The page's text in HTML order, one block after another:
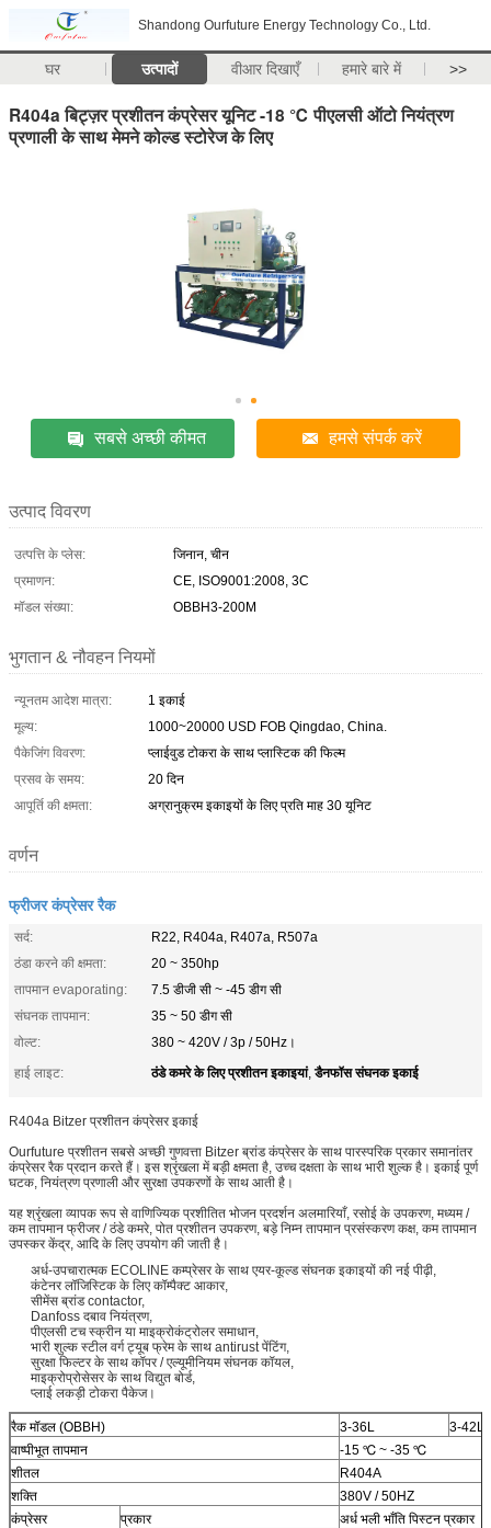
Shandong Ourfuture Energy Technology Co., Ltd.
घर उत्पादों वीआर दिखाएँ हमारे बारे में >>
R404a बिट्ज़र प्रशीतन कंप्रेसर यूनिट -18 ℃ पीएलसी ऑटो नियंत्रण
प्रणाली के साथ मेमने कोल्ड स्टोरेज के लिए
सबसे अच्छी कीमत हमसे संपर्क करें
उत्पाद विवरण
उत्पत्ति के प्लेस:
जिनान, चीन
प्रमाणन:
CE, ISO9001:2008, 3C
मॉडल संख्या:
OBBH3-200M
भुगतान & नौवहन नियमों
न्यूनतम आदेश मात्रा:
1 इकाई
मूल्य:
1000~20000 USD FOB Qingdao, China.
पैकेजिंग विवरण:
प्लाईवुड टोकरा के साथ प्लास्टिक की फिल्म
प्रसव के समय:
20 दिन
आपूर्ति की क्षमता:
अग्रानुक्रम इकाइयों के लिए प्रति माह 30 यूनिट
वर्णन
फ्रीजर कंप्रेसर रैक
सर्द:
R22, R404a, R407a, R507a
ठंडा करने की क्षमता:
20 ~ 350hp
तापमान evaporating:
7.5 डीजी सी ~ -45 डीग सी
संघनक तापमान:
35 ~ 50 डीग सी
वोल्ट:
380 ~ 420V / 3p / 50Hz।
हाई लाइट:
ठंडे कमरे के लिए प्रशीतन इकाइयां,डैनफॉस संघनक इकाई
R404a Bitzer प्रशीतन कंप्रेसर इकाई
Ourfuture प्रशीतन सबसे अच्छी गुणवत्ता Bitzer ब्रांड कंप्रेसर के साथ पारस्परिक प्रकार समानांतर
कंप्रेसर रैक प्रदान करते हैं। इस श्रृंखला में बड़ी क्षमता है, उच्च दक्षता के साथ भारी शुल्क है। इकाई पूर्ण
घटक, नियंत्रण प्रणाली और सुरक्षा उपकरणों के साथ आती है।
यह श्रृंखला व्यापक रूप से वाणिज्यिक प्रशीतित भोजन प्रदर्शन अलमारियाँ, रसोई के उपकरण, मध्यम /
कम तापमान फ्रीजर / ठंडे कमरे, पोत प्रशीतन उपकरण, बड़े निम्न तापमान प्रसंस्करण कक्ष, कम तापमान
उपस्कर केंद्र, आदि के लिए उपयोग की जाती है।
अर्ध-उपचारात्मक ECOLINE कम्प्रेसर के साथ एयर-कूल्ड संघनक इकाइयों की नई पीढ़ी,
कंटेनर लॉजिस्टिक के लिए कॉम्पैक्ट आकार,
सीमेंस ब्रांड contactor,
Danfoss दबाव नियंत्रण,
पीएलसी टच स्क्रीन या माइक्रोकंट्रोलर समाधान,
भारी शुल्क स्टील वर्ग ट्यूब फ्रेम के साथ antirust पेंटिंग,
सुरक्षा फिल्टर के साथ कॉपर / एल्यूमीनियम संघनक कॉयल,
माइक्रोप्रोसेसर के साथ विद्युत बोर्ड,
प्लाई लकड़ी टोकरा पैकेज।
रैक मॉडल (OBBH) 3-36L
3-42L
वाष्पीभूत तापमान
-15 ℃ ~ -35 ℃
शीतल
R404A
शक्ति
380V / 50HZ
कंप्रेसर
प्रकार
अर्ध भली भाँति पिस्टन प्रकार